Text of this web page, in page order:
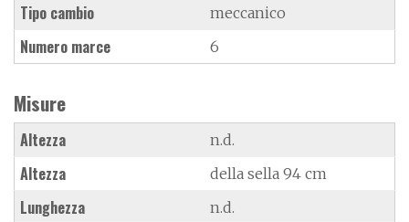
Tipo cambio meccanico
Numero marce 6
Misure
Altezza n.d.
Altezza della sella 94 cm
Lunghezza n.d.